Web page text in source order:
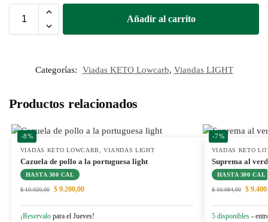
Añadir al carrito
Categorías: Viadas KETO Lowcarb, Viandas LIGHT
Productos relacionados
-8%
VIADAS KETO LOWCARB ,VIANDAS LIGHT
Cazuela de pollo a la portuguesa light
HASTA 300 CAL
$10.020,00 $9.200,00
¡Reservalopara el Jueves!
-7%
VIADAS KETO
Suprema al
HASTA 300 CAL
$10.084,00 $
5 disponibles-